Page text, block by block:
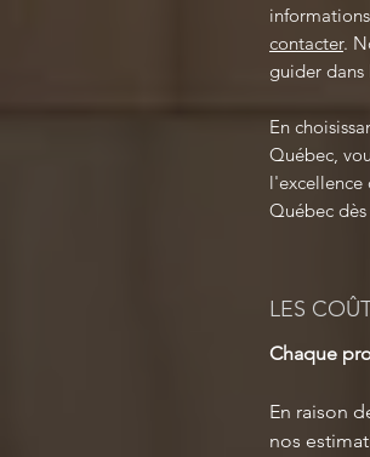
contacter.
guider
En
Québec,
l'excellence
Québec
LES
Chaque
En raison
nos